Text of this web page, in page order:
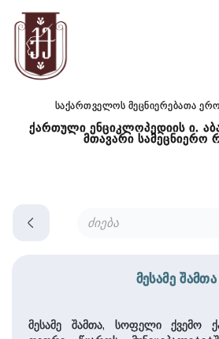
საქართველოს მეცნიერებათა
ქართული ენციკლოპედიის ი.
მთავარი სამეცნიერო
მესამე შამთა
მესამე შამთა, სოფელი ქვემო